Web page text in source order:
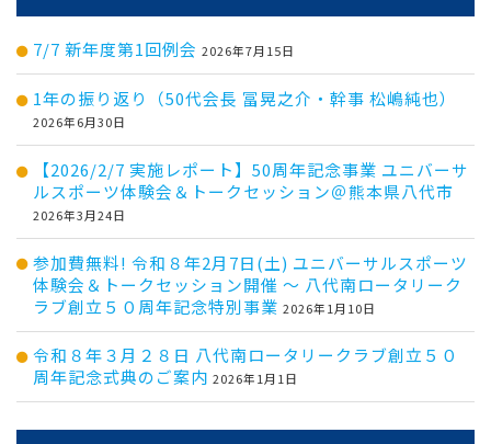
7/7 新年度第1回例会 2026年7月15日
1年の振り返り（50代会長 冨晃之介・幹事 松嶋純也）
2026年6月30日
【2026/2/7 実施レポート】50周年記念事業 ユニバーサ
ルスポーツ体験会＆トークセッション＠熊本県八代市
2026年3月24日
参加費無料! 令和８年2月7日(土) ユニバーサルスポーツ
体験会＆トークセッション開催 ～ 八代南ロータリーク
ラブ創立５０周年記念特別事業 2026年1月10日
令和８年３月２８日 八代南ロータリークラブ創立５０
周年記念式典のご案内 2026年1月1日